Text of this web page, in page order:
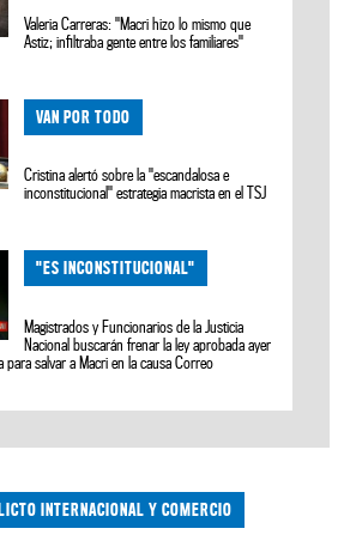
Valeria Carreras: "Macri hizo lo mismo que
Astiz; infiltraba gente entre los familiares"
VAN POR TODO
Cristina alertó sobre la "escandalosa e
inconstitucional" estrategia macrista en el TSJ
"ES INCONSTITUCIONAL"
Magistrados y Funcionarios de la Justicia
Nacional buscarán frenar la ley aprobada ayer
para salvar a Macri en la causa Correo
INTERNACIONAL Y COMERCIO